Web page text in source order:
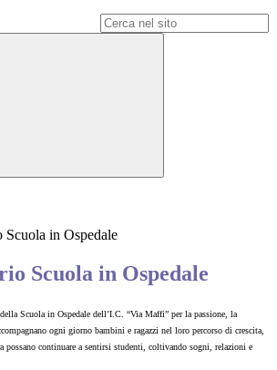
Scuola in Ospedale
Scuola in Ospedale
Scuola in Ospedale dell’I.C. “Via Maffi” per la passione, la
ogni giorno bambini e ragazzi nel loro percorso di crescita,
possano continuare a sentirsi studenti, coltivando sogni, relazioni e